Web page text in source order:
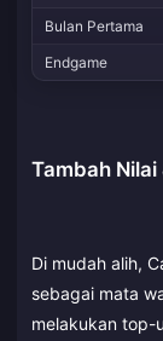
Bulan Pertama
Endgame
Tambah Nilai
Di mudah alih,
sebagai mata
melakukan top-